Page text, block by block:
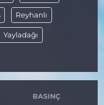
Reyhanlı
Yayladağı
BASINÇ